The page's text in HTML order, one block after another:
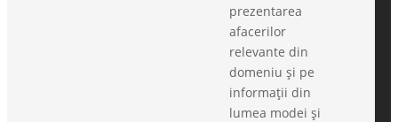
prezentarea
afacerilor
relevante din
domeniu și pe
informații din
lumea modei și